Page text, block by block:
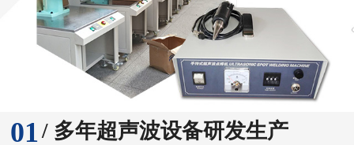
01 / 多年超声波设备研发生产